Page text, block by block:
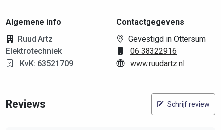
Algemene info
Ruud Artz
Elektrotechniek
KvK: 63521709
Contactgegevens
Gevestigd in Ottersum
06 38322916
www.ruudartz.nl
Reviews Schrijf review